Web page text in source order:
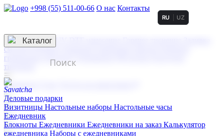
+998 (55) 511-00-66 О нас Контакты
3D гравировка
смолой (Doming)
гравировка твердая
тиснение
RU UZ
☰
Контакты
Каталог
Деловые подарки
Визитницы Настольные наборы Настольные часы
Ежедневник
Блокноты Ежедневники Ежедневники на заказ Калькулятор
ежедневника Наборы с ежедневниками